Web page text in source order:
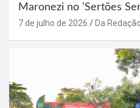
Maronezi no ‘Sertões
7 de julho de 2026 Da Redação